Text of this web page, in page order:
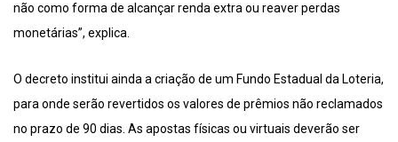
não como forma de alcançar renda extra ou reaver perdas
monetárias”, explica.
O decreto institui ainda a criação de um Fundo Estadual da Loteria,
para onde serão revertidos os valores de prêmios não reclamados
no prazo de 90 dias. As apostas físicas ou virtuais deverão ser